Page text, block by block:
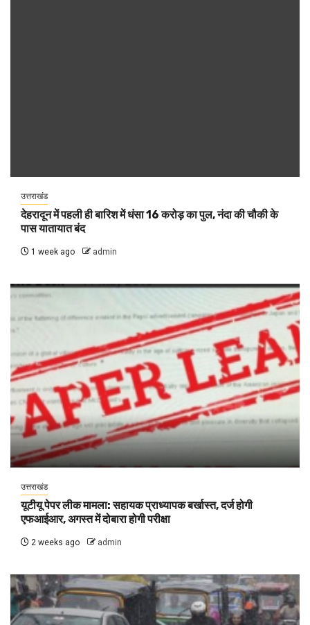
उत्तराखंड
देहरादून में पहली ही बारिश में धंसा 16 करोड़ का पुल, नंदा की चौकी के
पास यातायात बंद
1 week ago admin
उत्तराखंड
यूटीयू पेपर लीक मामला: सहायक प्राध्यापक बर्खास्त, दर्ज होगी
एफआईआर, अगस्त में दोबारा होगी परीक्षा
2 weeks ago admin